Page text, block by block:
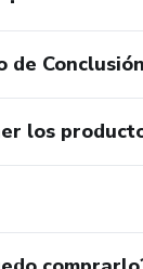
de
los